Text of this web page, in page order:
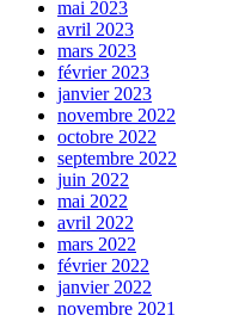
mai 2023
avril 2023
mars 2023
février 2023
janvier 2023
novembre 2022
octobre 2022
septembre 2022
juin 2022
mai 2022
avril 2022
mars 2022
février 2022
janvier 2022
novembre 2021